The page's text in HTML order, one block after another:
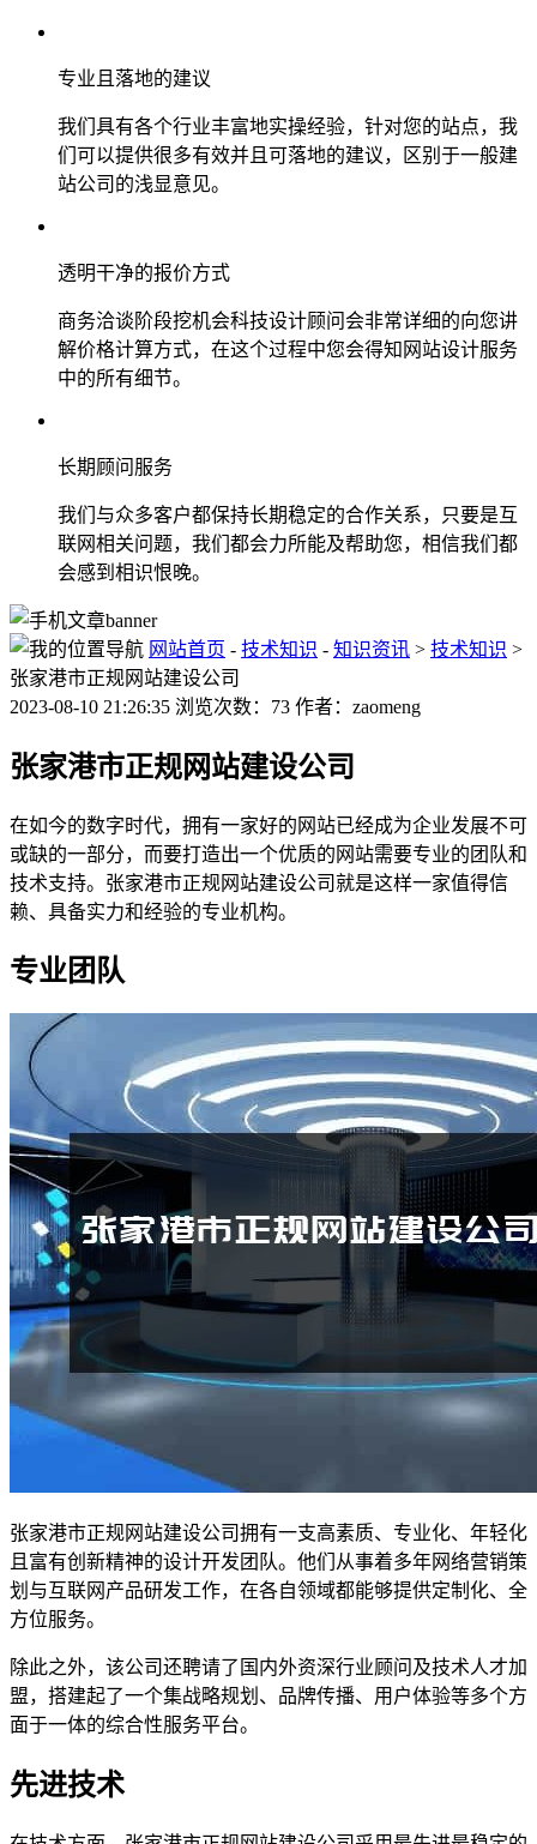
专业且落地的建议
我们具有各个行业丰富地实操经验，针对您的站点，我
们可以提供很多有效并且可落地的建议，区别于一般建
站公司的浅显意见。
透明干净的报价方式
商务洽谈阶段挖机会科技设计顾问会非常详细的向您讲
解价格计算方式，在这个过程中您会得知网站设计服务
中的所有细节。
长期顾问服务
我们与众多客户都保持长期稳定的合作关系，只要是互
联网相关问题，我们都会力所能及帮助您，相信我们都
会感到相识恨晚。
网站首页 - 技术知识 - 知识资讯 > 技术知识 >
张家港市正规网站建设公司
2023-08-10 21:26:35 浏览次数：73 作者：zaomeng
张家港市正规网站建设公司
在如今的数字时代，拥有一家好的网站已经成为企业发展不可
或缺的一部分，而要打造出一个优质的网站需要专业的团队和
技术支持。张家港市正规网站建设公司就是这样一家值得信
赖、具备实力和经验的专业机构。
专业团队
张家港市正规网站建设公司拥有一支高素质、专业化、年轻化
且富有创新精神的设计开发团队。他们从事着多年网络营销策
划与互联网产品研发工作，在各自领域都能够提供定制化、全
方位服务。
除此之外，该公司还聘请了国内外资深行业顾问及技术人才加
盟，搭建起了一个集战略规划、品牌传播、用户体验等多个方
面于一体的综合性服务平台。
先进技术